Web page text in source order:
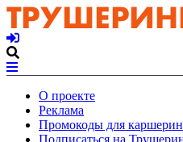
О проекте
Реклама
Промокоды для
Подписаться на